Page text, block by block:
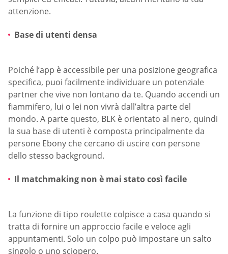
attenzione.
Base di utenti densa
Poiché l’app è accessibile per una posizione geografica
specifica, puoi facilmente individuare un potenziale
partner che vive non lontano da te. Quando accendi un
fiammifero, lui o lei non vivrà dall’altra parte del
mondo. A parte questo, BLK è orientato al nero, quindi
la sua base di utenti è composta principalmente da
persone Ebony che cercano di uscire con persone
dello stesso background.
Il matchmaking non è mai stato così facile
La funzione di tipo roulette colpisce a casa quando si
tratta di fornire un approccio facile e veloce agli
appuntamenti. Solo un colpo può impostare un salto
singolo o uno sciopero.